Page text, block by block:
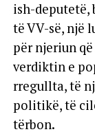
ish-deputetë,
të VV-së, një
për njeriun
verdiktin e
rregullta, të
politikë, të
tërbon.